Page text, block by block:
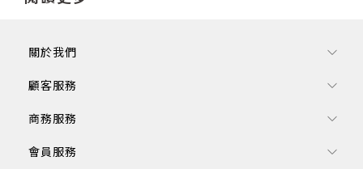
關於我們
顧客服務
商務服務
會員服務